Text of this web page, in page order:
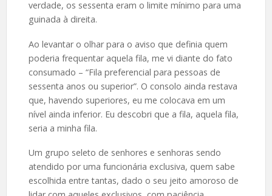
verdade, os sessenta eram o limite mínimo para uma
guinada à direita.
Ao levantar o olhar para o aviso que definia quem
poderia frequentar aquela fila, me vi diante do fato
consumado – “Fila preferencial para pessoas de
sessenta anos ou superior”. O consolo ainda restava
que, havendo superiores, eu me colocava em um
nível ainda inferior. Eu descobri que a fila, aquela fila,
seria a minha fila.
Um grupo seleto de senhores e senhoras sendo
atendido por uma funcionária exclusiva, quem sabe
escolhida entre tantas, dado o seu jeito amoroso de